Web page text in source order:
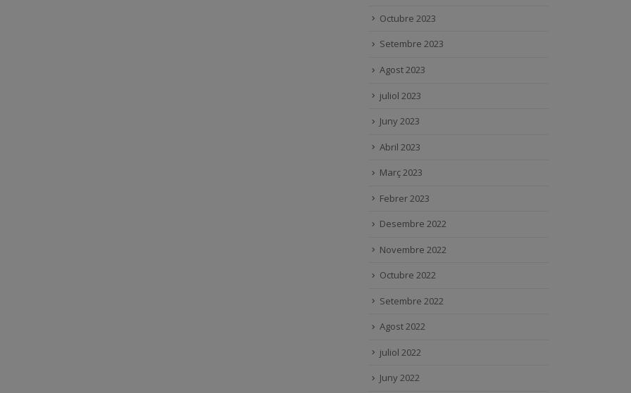
Octubre 2023
Setembre 2023
Agost 2023
juliol 2023
Juny 2023
Abril 2023
Març 2023
Febrer 2023
Desembre 2022
Novembre 2022
Octubre 2022
Setembre 2022
Agost 2022
juliol 2022
Juny 2022